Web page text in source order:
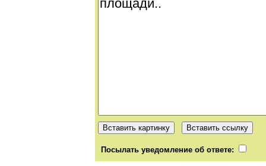
Посылать уведомление об ответе: